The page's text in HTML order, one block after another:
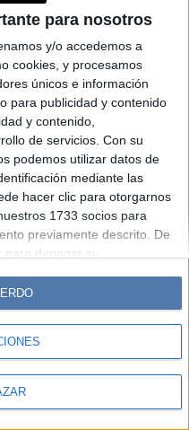
para nosotros
y/o accedemos a
cookies, y procesamos
únicos e información
para publicidad y contenido
y contenido,
de servicios. Con su
podemos utilizar datos de
mediante las
hacer clic para otorgarnos
1733 socios para
previamente descrito. De
para denegar su
su consentimiento.
de sus datos
consentimiento, pero usted
Sus
en cualquier
Break BATimes
los derechos reservados
Nro. 5346433